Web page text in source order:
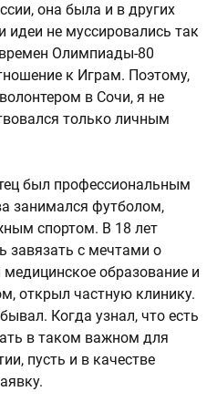
она была и в других
идеи не муссировались так
Олимпиады-80
к Играм. Поэтому,
в Сочи, я не
только личным
был профессиональным
занимался футболом,
спортом. В 18 лет
завязать с мечтами о
образование и
открыл частную клинику.
Когда узнал, что есть
в таком важном для
пусть и в качестве